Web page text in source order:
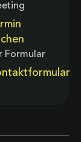
Formular